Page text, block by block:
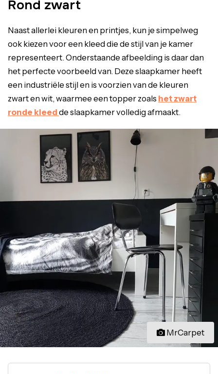
Rond zwart
Naast allerlei kleuren en printjes, kun je simpelweg
ook kiezen voor een kleed die de stijl van je kamer
representeert. Onderstaande afbeelding is daar dan
het perfecte voorbeeld van. Deze slaapkamer heeft
een industriële stijl en is voorzien van de kleuren
zwart en wit, waarmee een topper zoals het zwart
ronde kleed de slaapkamer volledig afmaakt.
MrCarpet